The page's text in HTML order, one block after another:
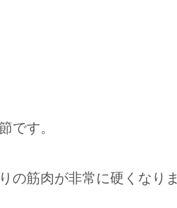
です。
の筋肉が非常に硬くなりま